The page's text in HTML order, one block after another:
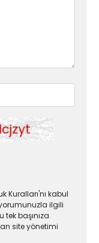
Kuralları'nı kabul
ilgili
başınıza
site yönetimi